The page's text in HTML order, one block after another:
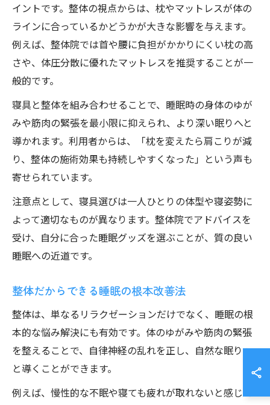
イントです。整体の視点からは、枕やマットレスが体の
ラインに合っているかどうかが大きな影響を与えます。
例えば、整体院では首や腰に負担がかかりにくい枕の高
さや、体圧分散に優れたマットレスを推奨することが一
般的です。
寝具と整体を組み合わせることで、睡眠時の身体のゆが
みや筋肉の緊張を最小限に抑えられ、より深い眠りへと
導かれます。利用者からは、「枕を変えたら肩こりが減
り、整体の施術効果も持続しやすくなった」という声も
寄せられています。
注意点として、寝具選びは一人ひとりの体型や寝姿勢に
よって適切なものが異なります。整体院でアドバイスを
受け、自分に合った睡眠グッズを選ぶことが、質の良い
睡眠への近道です。
整体だからできる睡眠の根本改善法
整体は、単なるリラクゼーションだけでなく、睡眠の根
本的な悩み解決にも有効です。体のゆがみや筋肉の緊張
を整えることで、自律神経の乱れを正し、自然な眠りへ
と導くことができます。
例えば、慢性的な不眠や寝ても疲れが取れないと感じて